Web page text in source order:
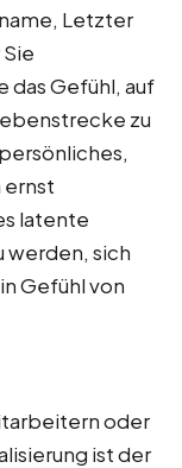
Letzter
das Gefühl, auf
zu
ernst
latente
werden, sich
Gefühl von
oder
ist der